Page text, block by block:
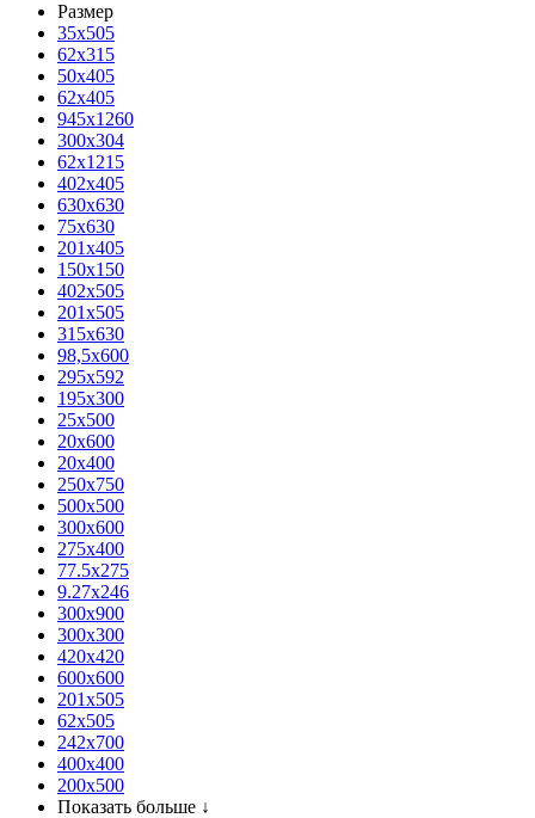
Размер
35х505
62x315
50x405
62х405
945x1260
300x304
62x1215
402x405
630x630
75x630
201x405
150x150
402x505
201x505
315x630
98,5х600
295x592
195х300
25x500
20х600
20х400
250x750
500x500
300x600
275x400
77.5х275
9.27x246
300x900
300x300
420х420
600х600
201х505
62х505
242х700
400х400
200х500
Показать больше ↓